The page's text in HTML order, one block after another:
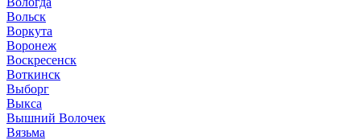
Вольск
Воркута
Воронеж
Воскресенск
Воткинск
Выборг
Выкса
Вышний Волочек
Вязьма